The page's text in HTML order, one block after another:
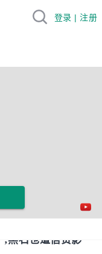
;黑石也遭信贷影
登录 | 注册